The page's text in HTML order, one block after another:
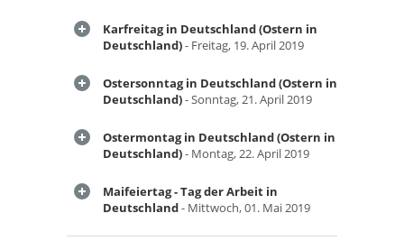
Karfreitag in Deutschland (Ostern in
Deutschland)- Freitag, 19. April 2019
Ostersonntag in Deutschland (Ostern in
Deutschland)- Sonntag, 21. April 2019
Ostermontag in Deutschland (Ostern in
Deutschland)- Montag, 22. April 2019
Maifeiertag - Tag der Arbeit in
Deutschland- Mittwoch, 01. Mai 2019